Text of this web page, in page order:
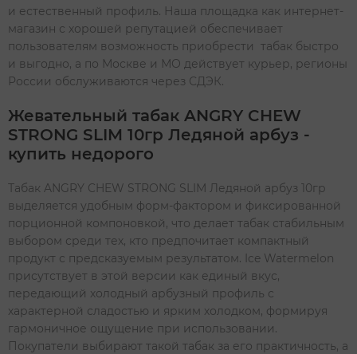
и естественный профиль. Наша площадка как интернет-
магазин с хорошей репутацией обеспечивает
пользователям возможность приобрести табак быстро
и выгодно, а по Москве и МО действует курьер, регионы
России обслуживаются через СДЭК.
Жевательный табак ANGRY CHEW
STRONG SLIM 10гр Ледяной арбуз -
купить недорого
Табак ANGRY CHEW STRONG SLIM Ледяной арбуз 10гр
выделяется удобным форм-фактором и фиксированной
порционной компоновкой, что делает табак стабильным
выбором среди тех, кто предпочитает компактный
продукт с предсказуемым результатом. Ice Watermelon
присутствует в этой версии как единый вкус,
передающий холодный арбузный профиль с
характерной сладостью и ярким холодком, формируя
гармоничное ощущение при использовании.
Покупатели выбирают такой табак за его практичность, а